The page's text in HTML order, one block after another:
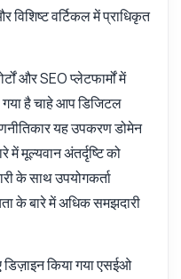
विशिष्ट वर्टिकल में प्राधिकृत
और SEO प्लेटफार्मों में
है चाहे आप डिजिटल
यह उपकरण डोमेन
में मूल्यवान अंतर्दृष्टि को
के साथ उपयोगकर्ता
के बारे में अधिक समझदारी
किया गया एसईओ